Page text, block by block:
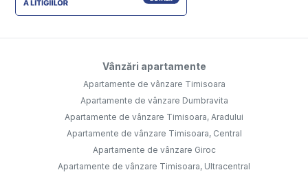
Vânzări apartamente
Apartamente de vânzare Timisoara
Apartamente de vânzare Dumbravita
Apartamente de vânzare Timisoara, Aradului
Apartamente de vânzare Timisoara, Central
Apartamente de vânzare Giroc
Apartamente de vânzare Timisoara, Ultracentral